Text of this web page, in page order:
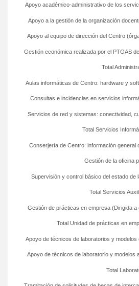
Total
Apoyo de técnicos de laboratorio y modelos a
Apoyo de técnicos de laboratorios y modelos
Total Unidad de prácticas en
Gestión de prácticas en empresa (Dirigida a
Total Servicios
Supervisión y control básico del estado de
Gestión de la oficina
Conserjería de Centro: información general
Total Servicios
Servicios de red y sistemas: conectividad,
Consultas e incidencias en servicios
Aulas informáticas de Centro: hardware y
Total
Gestión económica realizada por el PTGAS del
Apoyo al equipo de dirección del Centro
Apoyo a la gestión de la organización
Apoyo académico-administrativo de los